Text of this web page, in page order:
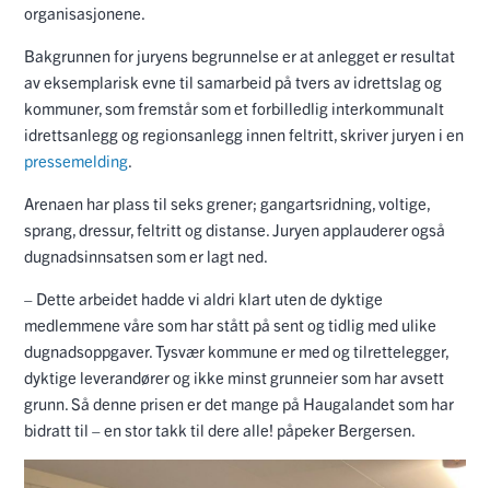
organisasjonene.
Bakgrunnen for juryens begrunnelse er at anlegget er resultat
av eksemplarisk evne til samarbeid på tvers av idrettslag og
kommuner, som fremstår som et forbilledlig interkommunalt
idrettsanlegg og regionsanlegg innen feltritt, skriver juryen i en
pressemelding
Arenaen har plass til seks grener; gangartsridning, voltige,
sprang, dressur, feltritt og distanse. Juryen applauderer også
dugnadsinnsatsen som er lagt ned.
– Dette arbeidet hadde vi aldri klart uten de dyktige
medlemmene våre som har stått på sent og tidlig med ulike
dugnadsoppgaver. Tysvær kommune er med og tilrettelegger,
dyktige leverandører og ikke minst grunneier som har avsett
grunn. Så denne prisen er det mange på Haugalandet som har
bidratt til – en stor takk til dere alle! påpeker Bergersen.